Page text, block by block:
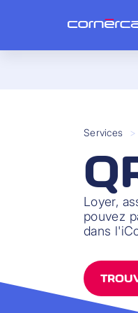
Services >
Loyer,
pouvez
dans